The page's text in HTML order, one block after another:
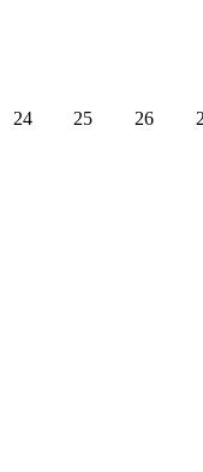
24 25 26